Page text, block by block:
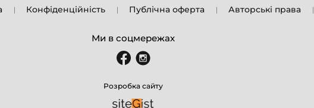
Конфіденційність Публічна оферта Авторські права
Ми в соцмережах
Розробка сайту